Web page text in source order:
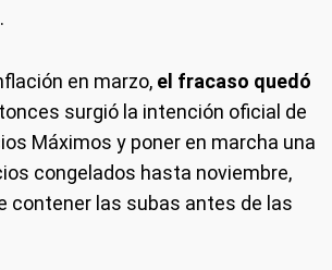
en marzo, el fracaso quedó
surgió la intención oficial de
Máximos y poner en marcha una
congelados hasta noviembre,
contener las subas antes de las